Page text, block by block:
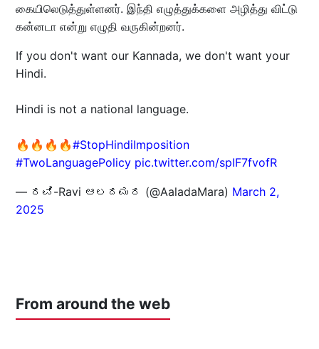
கையிலெடுத்துள்ளனர். இந்தி எழுத்துக்களை அழித்து விட்டு
கன்னடா என்று எழுதி வருகின்றனர்.
If you don't want our Kannada, we don't want your
Hindi.
Hindi is not a national language.
🔥🔥🔥🔥#StopHindiImposition
#TwoLanguagePolicy pic.twitter.com/spIF7fvofR
— ರವಿ-Ravi ಆಲದಮರ (@AaladaMara) March 2,
2025
From around the web